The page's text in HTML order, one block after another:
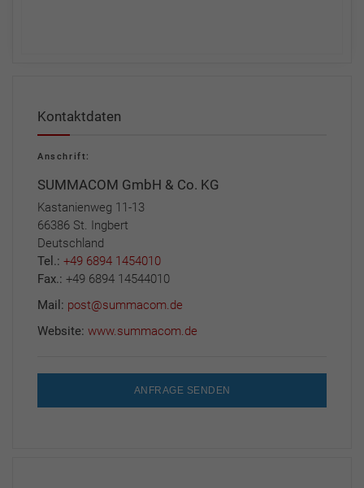
Kontaktdaten
Anschrift:
SUMMACOM GmbH & Co. KG
Kastanienweg 11-13
66386 St. Ingbert
Deutschland
Tel.: +49 6894 1454010
Fax.: +49 6894 14544010
Mail: post@summacom.de
Website: www.summacom.de
ANFRAGE SENDEN